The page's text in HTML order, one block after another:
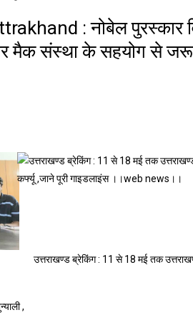
: नोबेल पुरस्कार
मैक संस्था के सहयोग से
उत्तराखण्ड ब्रेकिंग : 11 से 18 मई तक